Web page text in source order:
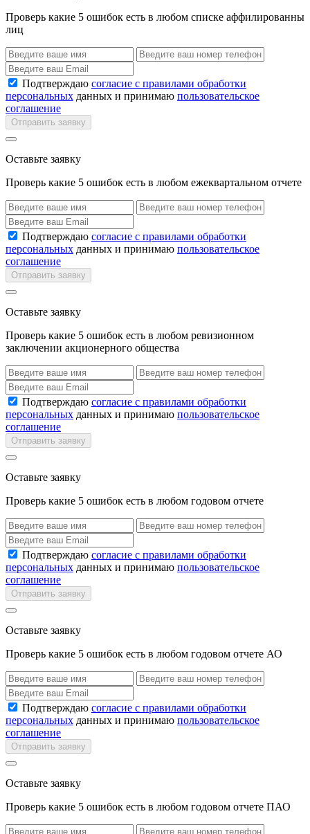
Проверь какие 5 ошибок есть в любом списке аффилированны
лиц
Подтверждаю согласие с правилами обработки
персональных данных и принимаю пользовательское
соглашение
Отправить заявку
Оставьте заявку
Проверь какие 5 ошибок есть в любом ежеквартальном отчете
Подтверждаю согласие с правилами обработки
персональных данных и принимаю пользовательское
соглашение
Отправить заявку
Оставьте заявку
Проверь какие 5 ошибок есть в любом ревизионном
заключении акционерного общества
Подтверждаю согласие с правилами обработки
персональных данных и принимаю пользовательское
соглашение
Отправить заявку
Оставьте заявку
Проверь какие 5 ошибок есть в любом годовом отчете
Подтверждаю согласие с правилами обработки
персональных данных и принимаю пользовательское
соглашение
Отправить заявку
Оставьте заявку
Проверь какие 5 ошибок есть в любом годовом отчете АО
Подтверждаю согласие с правилами обработки
персональных данных и принимаю пользовательское
соглашение
Отправить заявку
Оставьте заявку
Проверь какие 5 ошибок есть в любом годовом отчете ПАО